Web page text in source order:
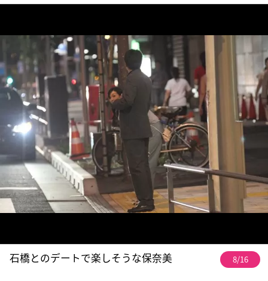
石橋とのデートで楽しそうな保奈美 8/16